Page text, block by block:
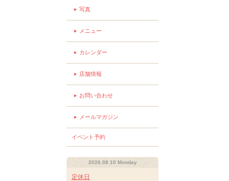
写真
メニュー
カレンダー
店舗情報
お問い合わせ
メールマガジン
イベント予約
2026.08.10 Monday
定休日